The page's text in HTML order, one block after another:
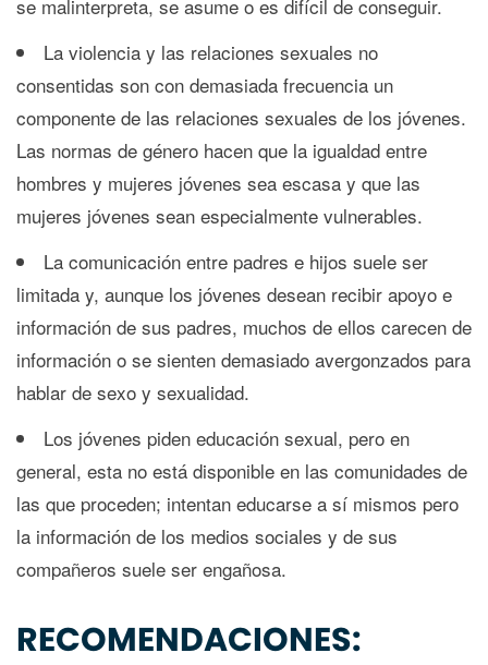
se malinterpreta, se asume o es difícil de conseguir.
La violencia y las relaciones sexuales no
consentidas son con demasiada frecuencia un
componente de las relaciones sexuales de los jóvenes.
Las normas de género hacen que la igualdad entre
hombres y mujeres jóvenes sea escasa y que las
mujeres jóvenes sean especialmente vulnerables.
La comunicación entre padres e hijos suele ser
limitada y, aunque los jóvenes desean recibir apoyo e
información de sus padres, muchos de ellos carecen de
información o se sienten demasiado avergonzados para
hablar de sexo y sexualidad.
Los jóvenes piden educación sexual, pero en
general, esta no está disponible en las comunidades de
las que proceden; intentan educarse a sí mismos pero
la información de los medios sociales y de sus
compañeros suele ser engañosa.
RECOMENDACIONES: